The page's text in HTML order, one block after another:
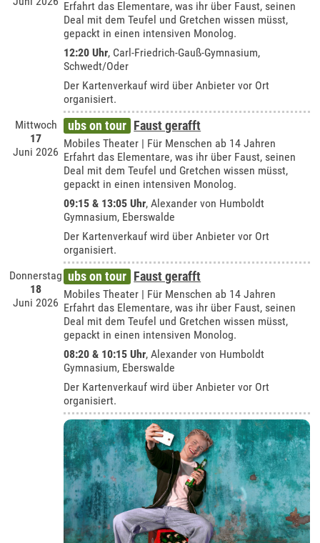
Erfahrt das Elementare, was ihr über Faust, seinen
Deal mit dem Teufel und Gretchen wissen müsst,
gepackt in einen intensiven Monolog.
12:20 Uhr, Carl-Friedrich-Gauß-Gymnasium,
Schwedt/Oder
Der Kartenverkauf wird über Anbieter vor Ort
organisiert.
Mittwoch
17
Juni 2026
ubs on tour Faust gerafft
Mobiles Theater | Für Menschen ab 14 Jahren
Erfahrt das Elementare, was ihr über Faust, seinen
Deal mit dem Teufel und Gretchen wissen müsst,
gepackt in einen intensiven Monolog.
09:15 & 13:05 Uhr,Alexander von Humboldt
Gymnasium, Eberswalde
Der Kartenverkauf wird über Anbieter vor Ort
organisiert.
Donnerstag
18
Juni 2026
ubs on tour Faust gerafft
Mobiles Theater | Für Menschen ab 14 Jahren
Erfahrt das Elementare, was ihr über Faust, seinen
Deal mit dem Teufel und Gretchen wissen müsst,
gepackt in einen intensiven Monolog.
08:20 & 10:15 Uhr,Alexander von Humboldt
Gymnasium, Eberswalde
Der Kartenverkauf wird über Anbieter vor Ort
organisiert.